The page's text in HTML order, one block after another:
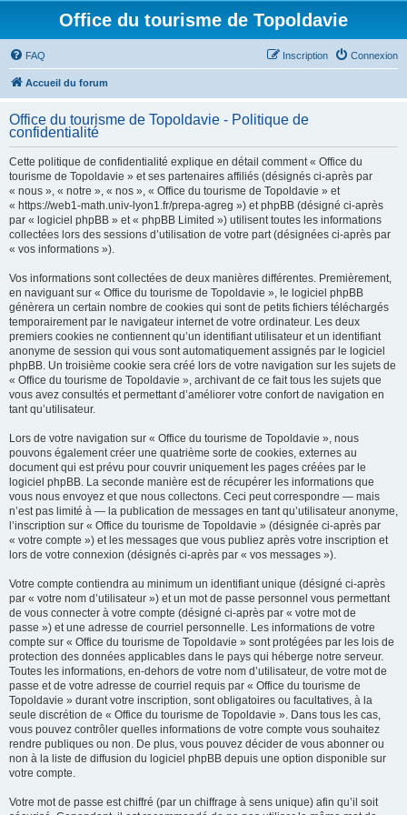
Office du tourisme de Topoldavie
FAQ Connexion
Inscription
Accueil du forum
Office du tourisme de Topoldavie - Politique de
confidentialité
Cette politique de confidentialité explique en détail comment « Office du
tourisme de Topoldavie » et ses partenaires affiliés (désignés ci-après par
« nous », « notre », « nos », « Office du tourisme de Topoldavie » et
« https://web1-math.univ-lyon1.fr/prepa-agreg ») et phpBB (désigné ci-après
par « logiciel phpBB » et « phpBB Limited ») utilisent toutes les informations
collectées lors des sessions d’utilisation de votre part (désignées ci-après par
« vos informations »).
Vos informations sont collectées de deux manières différentes. Premièrement,
en naviguant sur « Office du tourisme de Topoldavie », le logiciel phpBB
génèrera un certain nombre de cookies qui sont de petits fichiers téléchargés
temporairement par le navigateur internet de votre ordinateur. Les deux
premiers cookies ne contiennent qu’un identifiant utilisateur et un identifiant
anonyme de session qui vous sont automatiquement assignés par le logiciel
phpBB. Un troisième cookie sera créé lors de votre navigation sur les sujets de
« Office du tourisme de Topoldavie », archivant de ce fait tous les sujets que
vous avez consultés et permettant d’améliorer votre confort de navigation en
tant qu’utilisateur.
Lors de votre navigation sur « Office du tourisme de Topoldavie », nous
pouvons également créer une quatrième sorte de cookies, externes au
document qui est prévu pour couvrir uniquement les pages créées par le
logiciel phpBB. La seconde manière est de récupérer les informations que
vous nous envoyez et que nous collectons. Ceci peut correspondre — mais
n’est pas limité à — la publication de messages en tant qu’utilisateur anonyme,
l’inscription sur « Office du tourisme de Topoldavie » (désignée ci-après par
« votre compte ») et les messages que vous publiez après votre inscription et
lors de votre connexion (désignés ci-après par « vos messages »).
Votre compte contiendra au minimum un identifiant unique (désigné ci-après
par « votre nom d’utilisateur ») et un mot de passe personnel vous permettant
de vous connecter à votre compte (désigné ci-après par « votre mot de
passe ») et une adresse de courriel personnelle. Les informations de votre
compte sur « Office du tourisme de Topoldavie » sont protégées par les lois de
protection des données applicables dans le pays qui héberge notre serveur.
Toutes les informations, en-dehors de votre nom d’utilisateur, de votre mot de
passe et de votre adresse de courriel requis par « Office du tourisme de
Topoldavie » durant votre inscription, sont obligatoires ou facultatives, à la
seule discrétion de « Office du tourisme de Topoldavie ». Dans tous les cas,
vous pouvez contrôler quelles informations de votre compte vous souhaitez
rendre publiques ou non. De plus, vous pouvez décider de vous abonner ou
non à la liste de diffusion du logiciel phpBB depuis une option disponible sur
votre compte.
Votre mot de passe est chiffré (par un chiffrage à sens unique) afin qu’il soit